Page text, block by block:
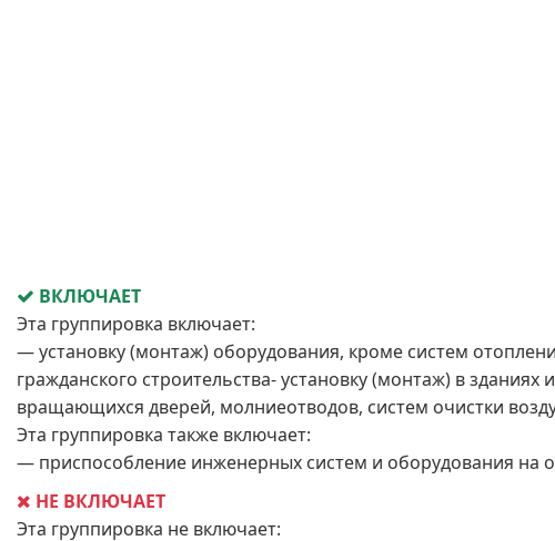
ВКЛЮЧАЕТ
Эта группировка включает:
— установку (монтаж) оборудования, кроме систем
гражданского строительства- установку (монтаж) в
вращающихся дверей, молниеотводов, систем очистки
Эта группировка также включает:
— приспособление инженерных систем и оборудования на
НЕ ВКЛЮЧАЕТ
Эта группировка не включает: